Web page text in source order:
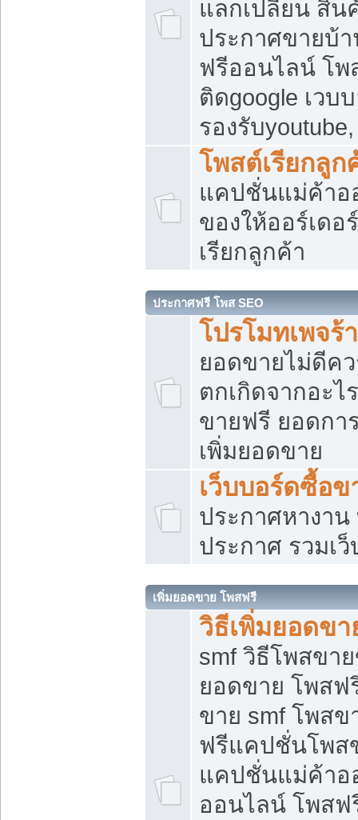
แลกเปลี่ยน สิน
ประกาศขายบ้
ฟรีออนไลน์ โพ
ติดgoogle เวบ
รองรับ
โพสต์เรียกลูก
แคปชั่นแม่ค้าอ
ของให้ออร์เดอ
เรียกลูกค้า
ประกาศฟรี โพส SEO
โปรโมทเพจร้
ยอดขายไม่ดีค
ตกเกิดจากอะไ
ขายฟรี ยอดกา
เพิ่มยอดขาย
เว็บบอร์ดซื้อข
ประกาศหางาน
ประกาศ รวมเ
เพิ่มยอดขาย โพสฟรี
วิธีเพิ่มยอดข
smf วิธีโพสขา
ยอดขาย โพสฟ
ขาย smf โพส
ฟรีแคปชั่นโพส
แคปชั่นแม่ค้า
ออนไลน์ โพสฟ